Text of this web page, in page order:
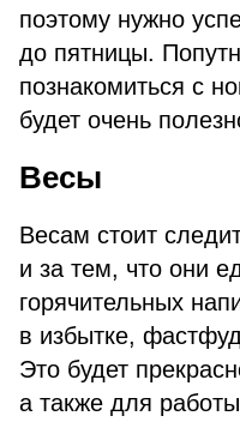
поэтому нужно
до пятницы.
познакомиться с
будет очень
Весы
Весам стоит
и за тем, что они
горячительных
в избытке,
Это будет
а также для